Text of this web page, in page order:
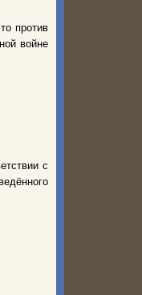
против
войне
с